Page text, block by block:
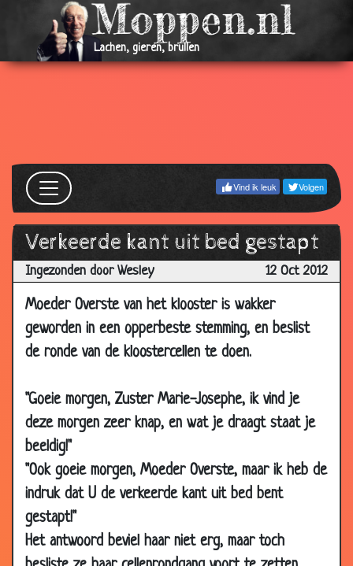
Lachen, gieren, brullen
Vind ik leuk Volgen
Verkeerde kant uit bed gestapt
Ingezonden door Wesley 12 Oct 2012
Moeder Overste van het klooster is wakker
geworden in een opperbeste stemming, en beslist
de ronde van de kloostercellen te doen.
"Goeie morgen, Zuster Marie-Josephe, ik vind je
deze morgen zeer knap, en wat je draagt staat je
beeldig!"
"Ook goeie morgen, Moeder Overste, maar ik heb de
indruk dat U de verkeerde kant uit bed bent
gestapt!"
Het antwoord beviel haar niet erg, maar toch
21 Oct 2019 De weg kwijt
28 Sep 2019
Beter
2.82
12 Jul 2019
1.58
15 Mar 2019
2.87
01 Jan 2019
André van Duin - Pater op
13 Nov 2018 Klacht
11 May 2018
Collecte